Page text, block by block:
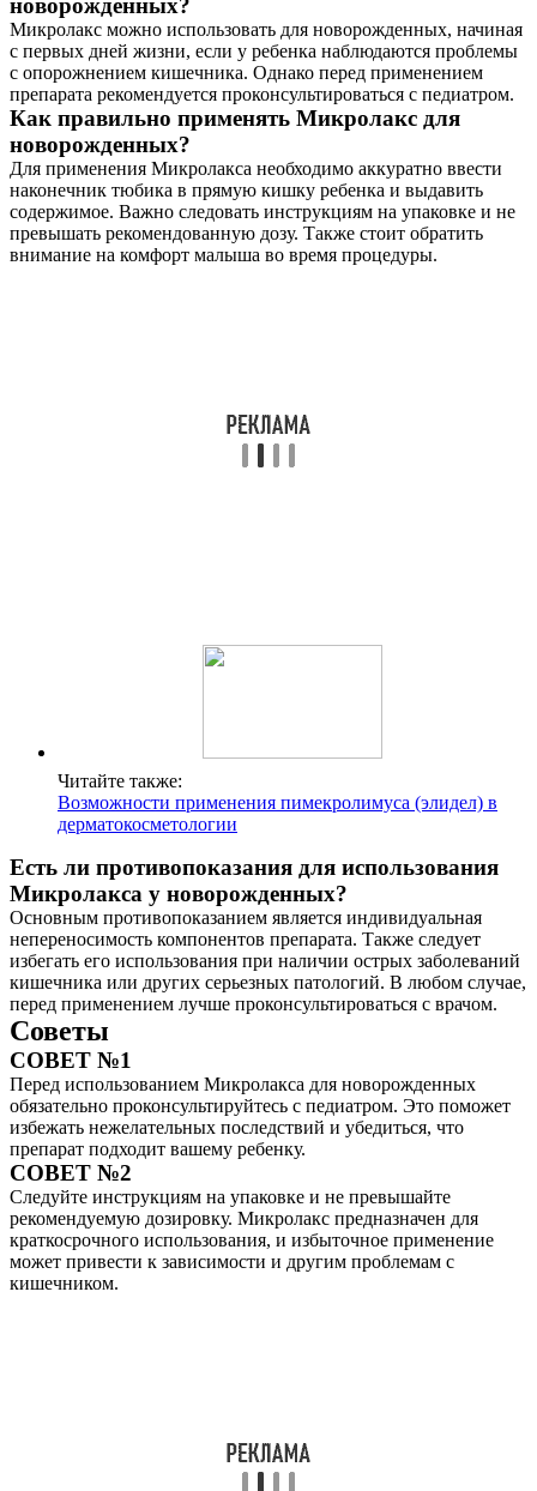
новорожденных?
Микролакс можно использовать для новорожденных, начиная
с первых дней жизни, если у ребенка наблюдаются проблемы
с опорожнением кишечника. Однако перед применением
препарата рекомендуется проконсультироваться с педиатром.
Как правильно применять Микролакс для
новорожденных?
Для применения Микролакса необходимо аккуратно ввести
наконечник тюбика в прямую кишку ребенка и выдавить
содержимое. Важно следовать инструкциям на упаковке и не
превышать рекомендованную дозу. Также стоит обратить
внимание на комфорт малыша во время процедуры.
Читайте также:
Возможности применения пимекролимуса (элидел) в
дерматокосметологии
Есть ли противопоказания для использования
Микролакса у новорожденных?
Основным противопоказанием является индивидуальная
непереносимость компонентов препарата. Также следует
избегать его использования при наличии острых заболеваний
кишечника или других серьезных патологий. В любом случае,
перед применением лучше проконсультироваться с врачом.
Советы
СОВЕТ №1
Перед использованием Микролакса для новорожденных
обязательно проконсультируйтесь с педиатром. Это поможет
избежать нежелательных последствий и убедиться, что
препарат подходит вашему ребенку.
СОВЕТ №2
Следуйте инструкциям на упаковке и не превышайте
рекомендуемую дозировку. Микролакс предназначен для
краткосрочного использования, и избыточное применение
может привести к зависимости и другим проблемам с
кишечником.